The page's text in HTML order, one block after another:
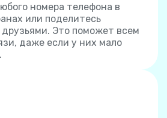
номера телефона в
или поделитесь
Это поможет всем
даже если у них мало